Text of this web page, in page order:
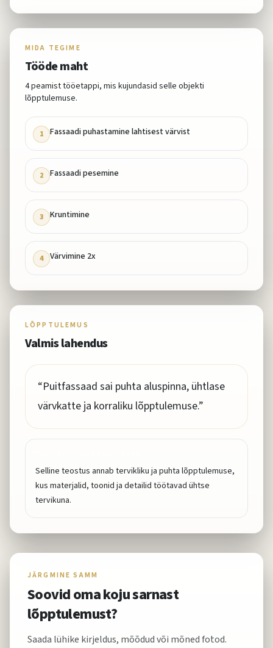
MIDA TEGIME
Tööde maht
4peamist tööetappi, mis kujundasid selle objekti
lõpptulemuse.
1 Fassaadi puhastamine lahtisest värvist
2 Fassaadi pesemine
3 Kruntimine
4 Värvimine 2x
LÕPPTULEMUS
Valmis lahendus
“Puitfassaad sai puhta aluspinna, ühtlase
värvkatte ja korraliku lõpptulemuse.”
Selline teostus annab tervikliku ja puhta lõpptulemuse,
kus materjalid, toonid ja detailid töötavad ühtse
tervikuna.
JÄRGMINE SAMM
Soovid oma koju sarnast
lõpptulemust?
Saada lühike kirjeldus, mõõdud või mõned fotod.